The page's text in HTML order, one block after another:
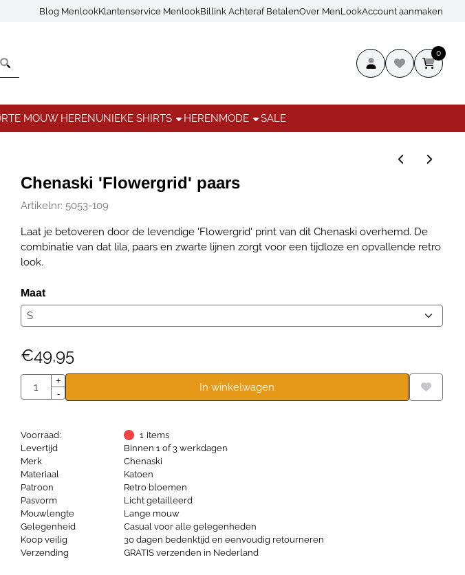
Blog MenlookKlantenservice MenlookBillink Achteraf BetalenOver MenLookAccount aanmaken
0
MOUW HERENUNIEKE SHIRTS HERENMODE SALE
Chenaski 'Flowergrid' paars
Artikelnr: 5053-109
Laat je betoveren door de levendige 'Flowergrid' print van dit Chenaski overhemd. De
combinatie van dat lila, paars en zwarte lijnen zorgt voor een tijdloze en opvallende retro
look.
Maat
€49,95
Aantal
+
-
In winkelwagen
Voorraad: 1 items
Levertijd
Binnen 1 of 3 werkdagen
Merk
Chenaski
Materiaal
Katoen
Patroon
Retro bloemen
Pasvorm
Licht getailleerd
Mouwlengte
Lange mouw
Gelegenheid
Casual voor alle gelegenheden
Koop veilig
30 dagen bedenktijd en eenvoudig retourneren
Verzending
GRATIS verzenden in Nederland